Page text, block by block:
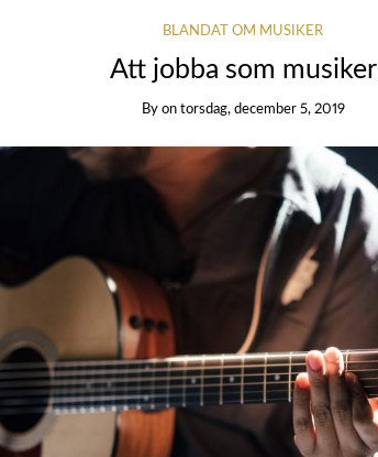
BLANDAT OM MUSIKER
Att jobba som musiker
By on torsdag, december 5, 2019